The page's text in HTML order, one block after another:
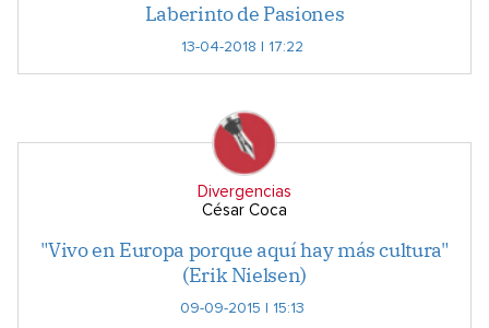
Laberinto de Pasiones
13-04-2018 | 17:22
Divergencias
César Coca
"Vivo en Europa porque aquí hay más cultura"
(Erik Nielsen)
09-09-2015 | 15:13